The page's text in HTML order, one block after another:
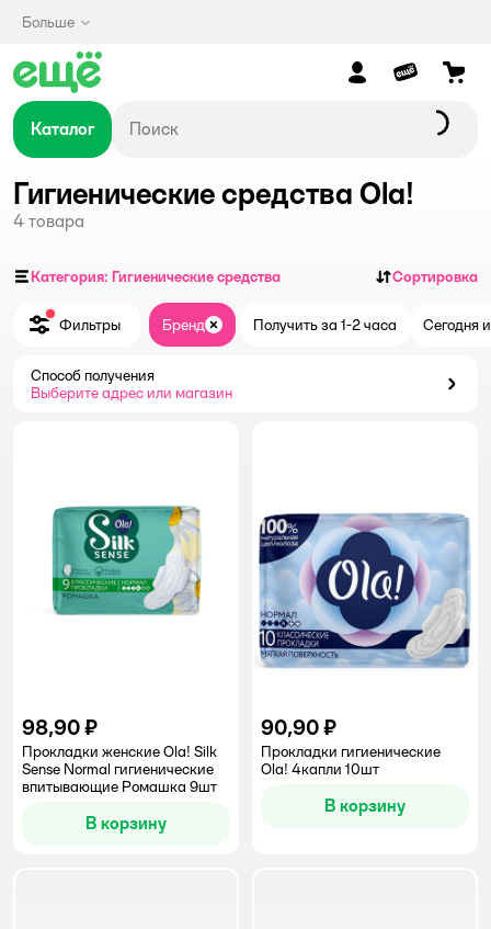
Больше
Каталог
Гигиенические средства Ola!
4 товара
Категория: Гигиенические средства Сортировка
Фильтры Бренд ЗакрытьПолучить за 1-2 часа Сегодня
Способ получения
Выберите адрес или магазин
98,90 ₽
Прокладки женские Ola! Silk
Sense Normal гигиенические
впитывающие Ромашка 9шт
В корзину
90,90 ₽
Прокладки гигиенические
Ola! 4капли 10шт
В корзину